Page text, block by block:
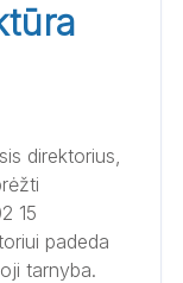
direktorius,
15
padeda
tarnyba.